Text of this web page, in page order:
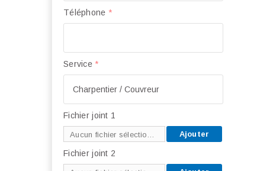
Téléphone *
Service *
Fichier joint 1
Aucun fichier sélectionné Ajouter
Fichier joint 2